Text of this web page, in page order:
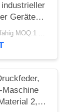
Geräte
2,5 -Verhandlungsfähig MOQ:1 Satz
Maschine
2,0 -